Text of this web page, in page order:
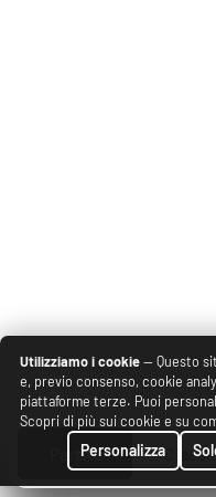
Partite
Utilizziamo i cookie— Questo
e, previo consenso, cookie
piattaforme terze. Puoi
Scopri di più sui cookie e su
Personalizza